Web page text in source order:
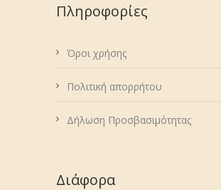
Πληροφορίες
Όροι χρήσης
Πολιτική απορρήτου
Δήλωση Προσβασιμότητας
Διάφορα